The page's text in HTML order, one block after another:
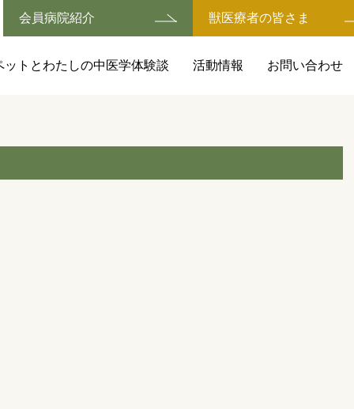
ットとわたしの中医学体験談 活動情報 お問い合わせ
会員病院紹介 獣医療者の皆さま